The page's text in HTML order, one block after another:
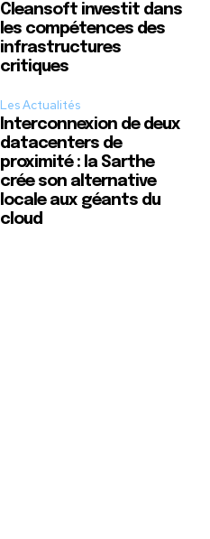
Cleansoft investit dans
les compétences des
infrastructures
critiques
Les Actualités
Interconnexion de deux
datacenters de
proximité : la Sarthe
crée son alternative
locale aux géants du
cloud